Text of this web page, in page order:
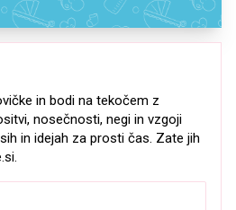
in bodi na tekočem z
nosečnosti, negi in vzgoji
in idejah za prosti čas. Zate jih